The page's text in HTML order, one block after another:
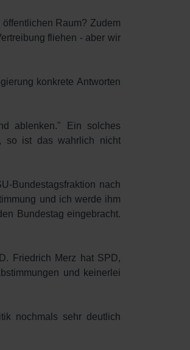
Raum? Zudem
fliehen - aber wir
konkrete Antworten
ablenken." Ein solches
so ist das wahrlich nicht
Bundestagsfraktion nach
und ich werde ihm
Bundestag eingebracht.
Friedrich Merz hat SPD,
und keinerlei
nochmals sehr deutlich